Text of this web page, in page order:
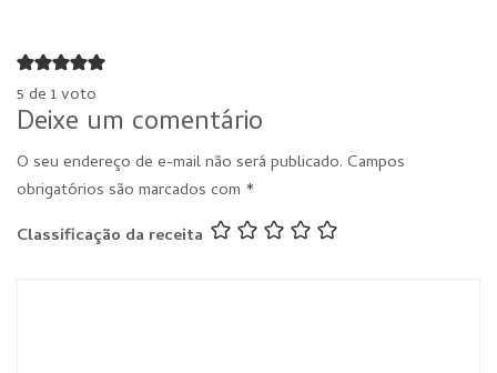
5 de 1 voto
Deixe um comentário
O seu endereço de e-mail não será publicado. Campos
obrigatórios são marcados com *
Classificação da receita